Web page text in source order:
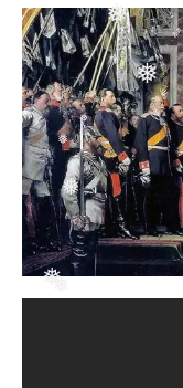
❅
❅
❅
❅
❅
❅
❅